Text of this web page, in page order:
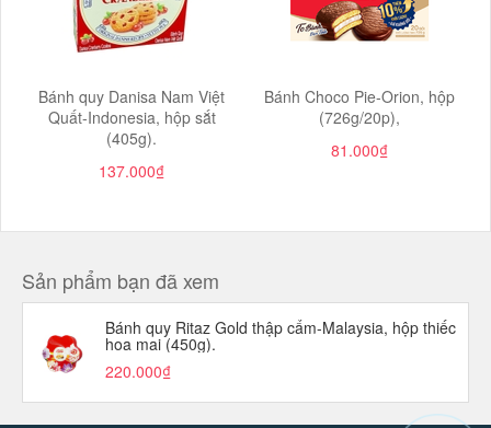
Bánh quy Danisa Nam Việt
Quất-Indonesia, hộp sắt
(405g).
137.000₫
Bánh Choco Pie-Orion, hộp
(726g/20p),
81.000₫
Sản phẩm bạn đã xem
Bánh quy Ritaz Gold thập cẩm-Malaysia, hộp thiếc
hoa mai (450g).
220.000₫